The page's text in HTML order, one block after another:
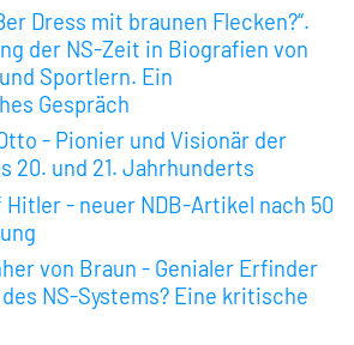
Dress mit braunen Flecken?“.
der NS-Zeit in Biografien von
Sportlern. Ein
Gespräch
- Pionier und Visionär der
20. und 21. Jahrhunderts
- neuer NDB-Artikel nach 50
von Braun - Genialer Erfinder
NS-Systems? Eine kritische